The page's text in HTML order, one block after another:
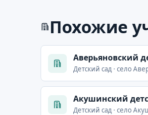
Похожие
Аверьяновский
Детский сад · село
Акушинский
Детский сад · село